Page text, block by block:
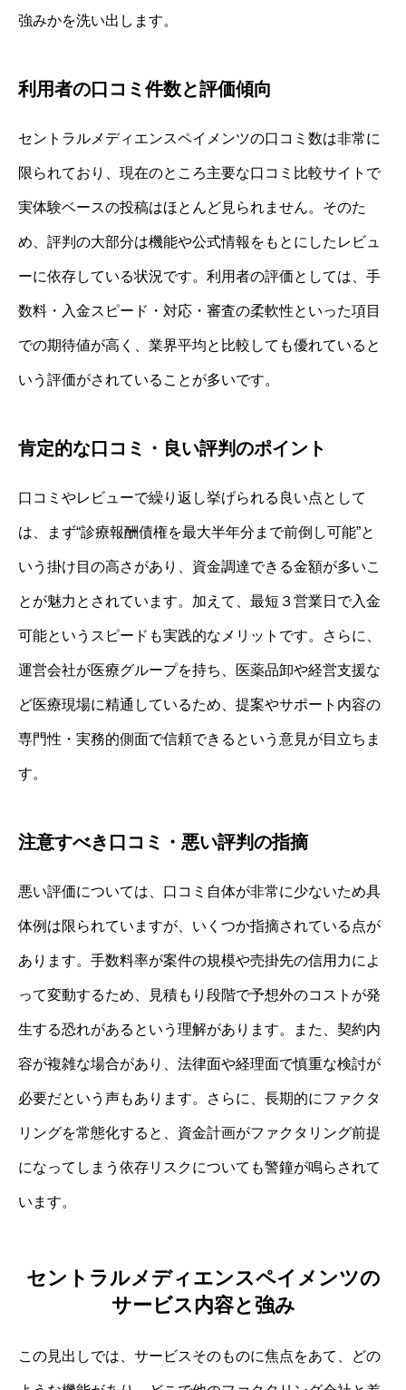
強みかを洗い出します。
利用者の口コミ件数と評価傾向
セントラルメディエンスペイメンツの口コミ数は非常に
限られており、現在のところ主要な口コミ比較サイトで
実体験ベースの投稿はほとんど見られません。そのた
め、評判の大部分は機能や公式情報をもとにしたレビュ
ーに依存している状況です。利用者の評価としては、手
数料・入金スピード・対応・審査の柔軟性といった項目
での期待値が高く、業界平均と比較しても優れていると
いう評価がされていることが多いです。
肯定的な口コミ・良い評判のポイント
口コミやレビューで繰り返し挙げられる良い点として
は、まず“診療報酬債権を最大半年分まで前倒し可能”と
いう掛け目の高さがあり、資金調達できる金額が多いこ
とが魅力とされています。加えて、最短３営業日で入金
可能というスピードも実践的なメリットです。さらに、
運営会社が医療グループを持ち、医薬品卸や経営支援な
ど医療現場に精通しているため、提案やサポート内容の
専門性・実務的側面で信頼できるという意見が目立ちま
す。
注意すべき口コミ・悪い評判の指摘
悪い評価については、口コミ自体が非常に少ないため具
体例は限られていますが、いくつか指摘されている点が
あります。手数料率が案件の規模や売掛先の信用力によ
って変動するため、見積もり段階で予想外のコストが発
生する恐れがあるという理解があります。また、契約内
容が複雑な場合があり、法律面や経理面で慎重な検討が
必要だという声もあります。さらに、長期的にファクタ
リングを常態化すると、資金計画がファクタリング前提
になってしまう依存リスクについても警鐘が鳴らされて
います。
セントラルメディエンスペイメンツの
サービス内容と強み
この見出しでは、サービスそのものに焦点をあて、どの